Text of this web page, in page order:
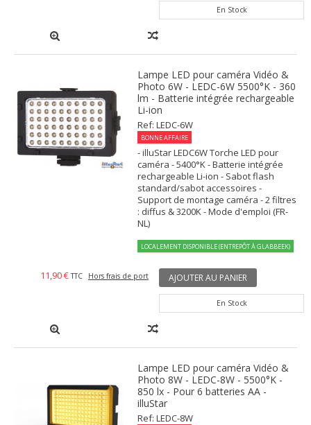
En Stock
Lampe LED pour caméra Vidéo &
Photo 6W - LEDC-6W 5500°K - 360
lm - Batterie intégrée rechargeable
Li-ion
Ref: LEDC-6W
BONNE AFFAIRE
- illuStar LEDC6W Torche LED pour
caméra - 5400°K - Batterie intégrée
rechargeable Li-ion - Sabot flash
standard/sabot accessoires -
Support de montage caméra - 2 filtres
: diffus & 3200K - Mode d'emploi (FR-
NL)
LOCALEMENT DISPONIBLE (ENTREPÔT À GLABBEEK)
11,90 € TTC Hors frais de port AJOUTER AU PANIER
En Stock
Lampe LED pour caméra Vidéo &
Photo 8W - LEDC-8W - 5500°K -
850 lx - Pour 6 batteries AA -
illuStar
Ref: LEDC-8W